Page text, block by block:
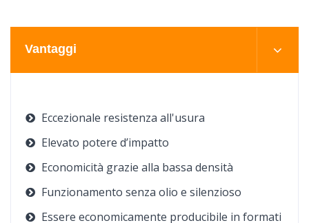
Vantaggi
Eccezionale resistenza all'usura
Elevato potere d’impatto
Economicità grazie alla bassa densità
Funzionamento senza olio e silenzioso
Essere economicamente producibile in formati